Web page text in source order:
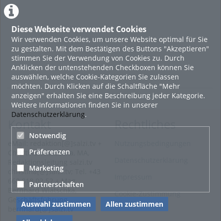
Diese Webseite verwendet Cookies
Wir verwenden Cookies, um unsere Website optimal für Sie
zu gestalten. Mit dem Bestätigen des Buttons "Akzeptieren"
stimmen Sie der Verwendung von Cookies zu. Durch
Anklicken der untenstehenden Checkboxen können Sie
auswählen, welche Cookie-Kategorien Sie zulassen
möchten. Durch Klicken auf die Schaltfläche "Mehr
anzeigen" erhalten Sie eine Beschreibung jeder Kategorie.
Weitere Informationen finden Sie in unserer
Datenschutzerklärung.
Notwendig
Präferenzen
Marketing
Partnerschaften
Auswahl zustimmen
Allen zustimmen
Kontakt
Christina Wiatschka, MA,
Redaktionsleitung salzi.tv
christina[@]salzi.tv; Tel. +43
660 818 02 52 + Mag.
Bernhard Wiatschka,
Geschäftsführung
bernhard[@]salzi.tv
Rechtliches
Cookie-Zustimmung